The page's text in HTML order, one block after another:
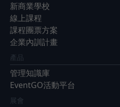
新商業學校
線上課程
課程團票方案
企業內訓計畫
產品
管理知識庫
EventGO活動平台
展會